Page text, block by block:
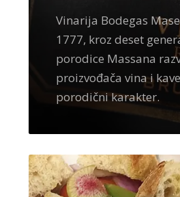
Vinarija Bodegas
1777, kroz deset
porodice Massana
proizvođača vina i
porodični karakter.